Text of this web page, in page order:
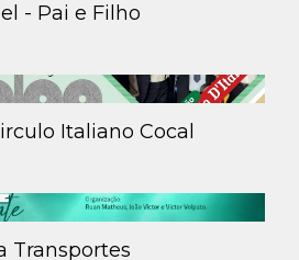
- Pai e Filho
Italiano Cocal
Transportes